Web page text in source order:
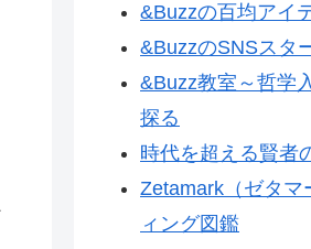
&Buzzの百均アイ
&BuzzのSNSスタ
&Buzz教室～哲学
探る
時代を超える賢者
Zetamark（ゼタマ
ィング図鑑